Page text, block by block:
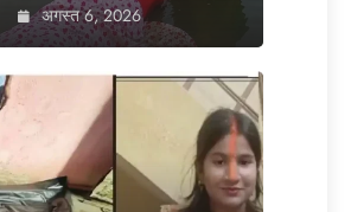
अगस्त 6, 2026